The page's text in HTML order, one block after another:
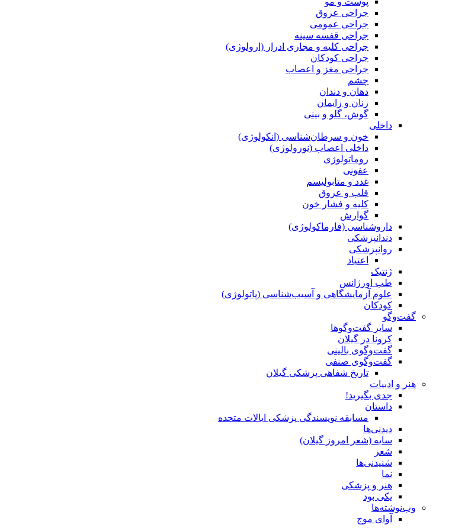
جراحی عروق
جراحی عمومی
جراحی قفسه‌ سینه
جراحی کلیه و مجاری ادرار (ارولوژی)
جراحی کودکان
جراحی مغز و اعصاب
چشم
دهان و دندان
زنان و زایمان
گوش، گلو و بینی
داخلی
خون و سرطان‌شناسی (انکولوژی)
داخلی اعصاب (نورولوژی)
روماتولوژی
عفونی
غدد و متابولیسم
قلب و عروق
کلیه و فشار خون
گوارش
داروشناسی (فارماکولوژی)
دندانپزشکی
روانپزشکی
اعتیاد
ژنتیک
طب اورژانس
علوم آزمایشگاهی و آسیب‌شناسی (پاتولوژی)
کودکان
گفت‌وگو
سایر گفت‌وگوها
کرونا در گیلان
گفت‌وگوی بالینی
گفت‌وگوی صنفی
تاریخ شفاهی پزشکی گیلان
هنر و ادبیات
جدی بگیرید!
داستان
مسابقه نویسندگی پزشکی ایالات متحده
دیدنی‌ها
سایه (شعر امروز گیلان)
شعر
شنیدنی‌ها
نما
هنر و پزشکی
یکی بود
وب‌نوشته‌ها
آوای موج